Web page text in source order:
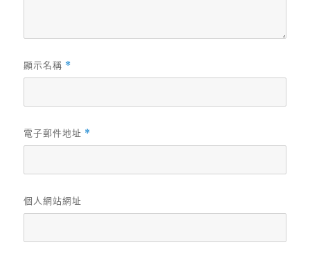
顯示名稱 *
電子郵件地址 *
個人網站網址